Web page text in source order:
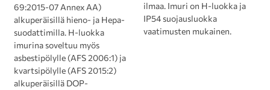
69:2015-07 Annex AA)
alkuperäisillä hieno- ja Hepa-
suodattimilla. H-luokka
imurina soveltuu myös
asbestipölylle (AFS 2006:1) ja
kvartsipölylle (AFS 2015:2)
alkuperäisillä DOP-
ilmaa. Imuri on H-luokka ja
IP54 suojausluokka
vaatimusten mukainen.